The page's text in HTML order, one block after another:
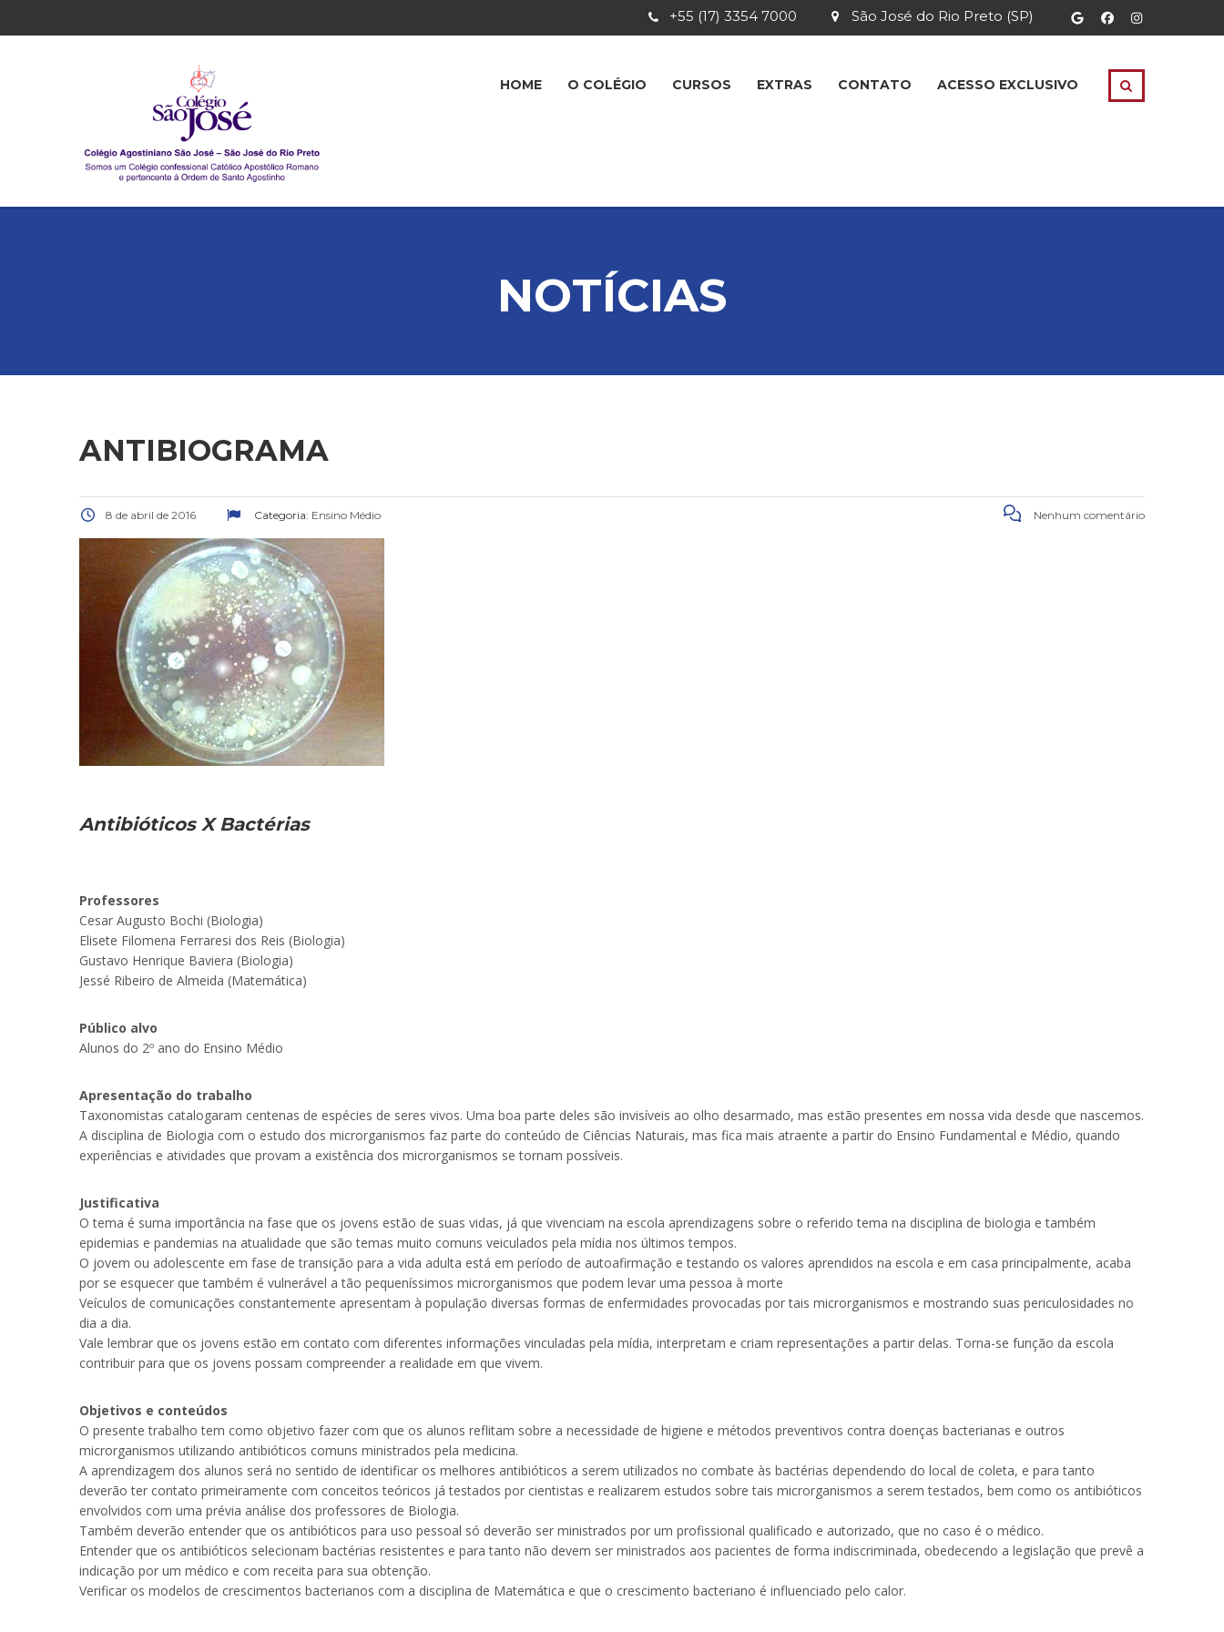
São José do Rio Preto (SP)
+55 (17) 3354 7000
HOME O COLÉGIO CURSOS EXTRAS CONTATO ACESSO EXCLUSIVO
NOTÍCIAS
ANTIBIOGRAMA
8 de abril de 2016 Categoria: Ensino Médio Nenhum comentário
Antibióticos X Bactérias
Professores
Cesar Augusto Bochi (Biologia)
Elisete Filomena Ferraresi dos Reis (Biologia)
Gustavo Henrique Baviera (Biologia)
Jessé Ribeiro de Almeida (Matemática)
Público alvo
Alunos do 2º ano do Ensino Médio
Apresentação do trabalho
Taxonomistas catalogaram centenas de espécies de seres vivos. Uma boa parte deles são invisíveis ao olho desarmado, mas estão presentes em nossa vida desde que nascemos.
A disciplina de Biologia com o estudo dos microrganismos faz parte do conteúdo de Ciências Naturais, mas fica mais atraente a partir do Ensino Fundamental e Médio, quando
experiências e atividades que provam a existência dos microrganismos se tornam possíveis.
Justificativa
O tema é suma importância na fase que os jovens estão de suas vidas, já que vivenciam na escola aprendizagens sobre o referido tema na disciplina de biologia e também
epidemias e pandemias na atualidade que são temas muito comuns veiculados pela mídia nos últimos tempos.
O jovem ou adolescente em fase de transição para a vida adulta está em período de autoafirmação e testando os valores aprendidos na escola e em casa principalmente, acaba
por se esquecer que também é vulnerável a tão pequeníssimos microrganismos que podem levar uma pessoa à morte
Veículos de comunicações constantemente apresentam à população diversas formas de enfermidades provocadas por tais microrganismos e mostrando suas periculosidades no
dia a dia.
Vale lembrar que os jovens estão em contato com diferentes informações vinculadas pela mídia, interpretam e criam representações a partir delas. Torna-se função da escola
contribuir para que os jovens possam compreender a realidade em que vivem.
Objetivos e conteúdos
O presente trabalho tem como objetivo fazer com que os alunos reflitam sobre a necessidade de higiene e métodos preventivos contra doenças bacterianas e outros
microrganismos utilizando antibióticos comuns ministrados pela medicina.
A aprendizagem dos alunos será no sentido de identificar os melhores antibióticos a serem utilizados no combate às bactérias dependendo do local de coleta, e para tanto
deverão ter contato primeiramente com conceitos teóricos já testados por cientistas e realizarem estudos sobre tais microrganismos a serem testados, bem como os antibióticos
envolvidos com uma prévia análise dos professores de Biologia.
Também deverão entender que os antibióticos para uso pessoal só deverão ser ministrados por um profissional qualificado e autorizado, que no caso é o médico.
Entender que os antibióticos selecionam bactérias resistentes e para tanto não devem ser ministrados aos pacientes de forma indiscriminada, obedecendo a legislação que prevê a
indicação por um médico e com receita para sua obtenção.
Verificar os modelos de crescimentos bacterianos com a disciplina de Matemática e que o crescimento bacteriano é influenciado pelo calor.